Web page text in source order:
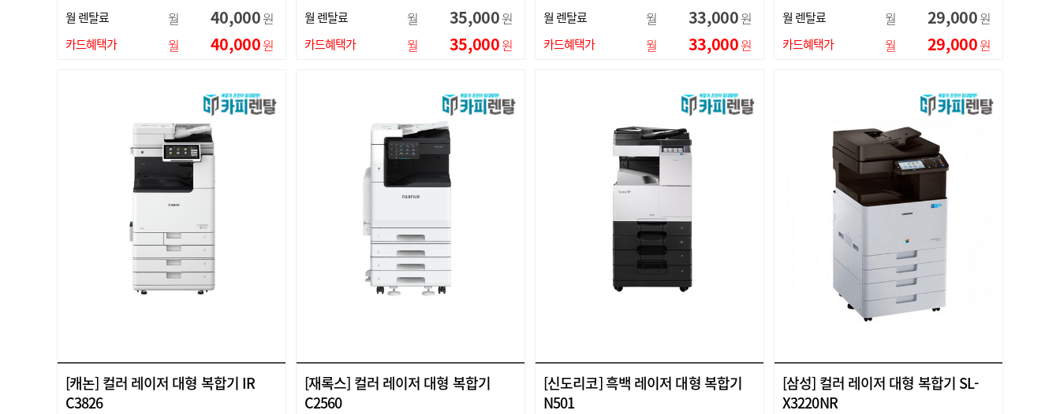
월 렌탈료 월 40,000원
카드혜택가 월 40,000원
월 렌탈료 월 35,000원
카드혜택가 월 35,000원
월 렌탈료 월 33,000원
카드혜택가 월 33,000원
월 렌탈료 월 29,000원
카드혜택가 월 29,000원
[캐논] 컬러 레이저 대형 복합기 IR
C3826
[재록스] 컬러 레이저 대형 복합기
C2560
[신도리코] 흑백 레이저 대형 복합기
N501
[삼성] 컬러 레이저 대형 복합기 SL-
X3220NR